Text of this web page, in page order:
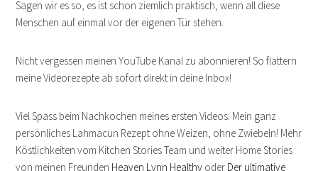
Sagen wir es so, es ist schon ziemlich praktisch, wenn all diese
Menschen auf einmal vor der eigenen Tür stehen.
Nicht vergessen meinen YouTube Kanal zu abonnieren! So flattern
meine Videorezepte ab sofort direkt in deine Inbox!
Viel Spass beim Nachkochen meines ersten Videos: Mein ganz
persönliches Lahmacun Rezept ohne Weizen, ohne Zwiebeln! Mehr
Köstlichkeiten vom Kitchen Stories Team und weiter Home Stories
von meinen Freunden Heaven Lynn Healthy oder Der ultimative